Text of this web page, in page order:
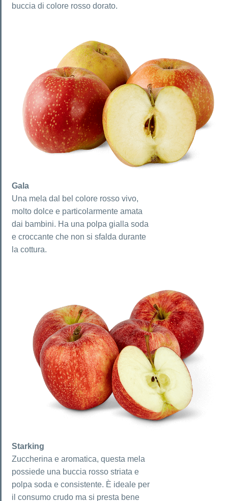
buccia di colore rosso dorato.
Gala
Una mela dal bel colore rosso vivo,
molto dolce e particolarmente amata
dai bambini. Ha una polpa gialla soda
e croccante che non si sfalda durante
la cottura.
Starking
Zuccherina e aromatica, questa mela
possiede una buccia rosso striata e
polpa soda e consistente. È ideale per
il consumo crudo ma si presta bene